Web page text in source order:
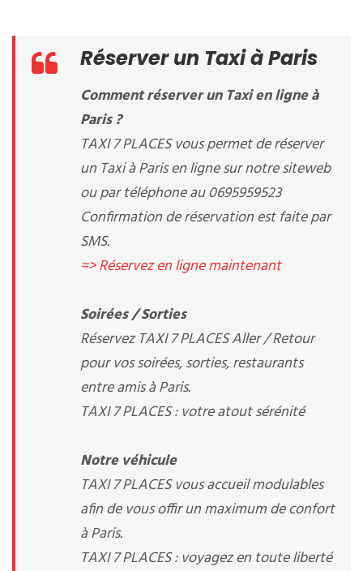
Réserver un Taxi à Paris
Comment réserver un Taxi en ligne à
Paris ?
TAXI 7 PLACES vous permet de réserver
un Taxi à Paris en ligne sur notre siteweb
ou par téléphone au 0695959523
Confirmation de réservation est faite par
SMS.
=> Réservez en ligne maintenant
Soirées / Sorties
Réservez TAXI 7 PLACES Aller / Retour
pour vos soirées, sorties, restaurants
entre amis à Paris.
TAXI 7 PLACES : votre atout sérénité
Notre véhicule
TAXI 7 PLACES vous accueil modulables
afin de vous offir un maximum de confort
à Paris.
TAXI 7 PLACES : voyagez en toute liberté